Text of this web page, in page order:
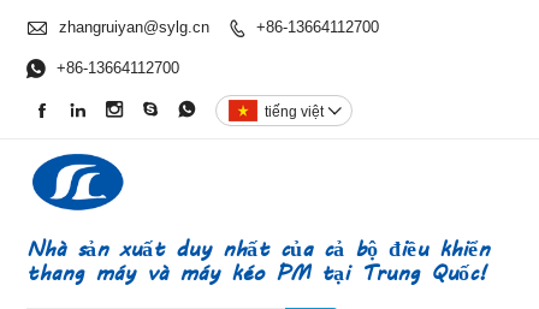
 zhangruiyan@sylg.cn  +86-13664112700
 +86-13664112700
     tiếng việt 
Nhà sản xuất duy nhất của cả bộ điều khiển
thang máy và máy kéo PM tại Trung Quốc!